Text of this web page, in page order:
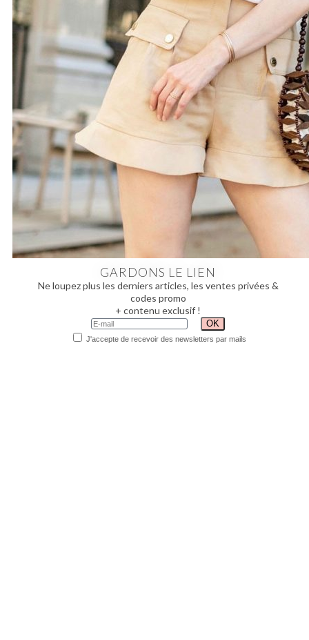
GARDONS LE LIEN
Ne loupez plus les derniers articles, les ventes privées &
codes promo
+ contenu exclusif !
J'accepte de recevoir des newsletters par mails